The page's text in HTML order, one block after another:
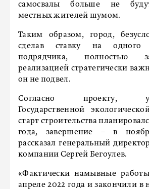
самосвалы больше не
местных жителей шумом.
Таким образом, город,
сделав ставку на одного
подрядчика, полностью
реализацией стратегически
он не подвел.
Согласно проекту,
Государственной
старт строительства
года, завершение – в
рассказал генеральный
компании Сергей Бегоулев.
«Фактически намывные
апреле 2022 года и закончили в